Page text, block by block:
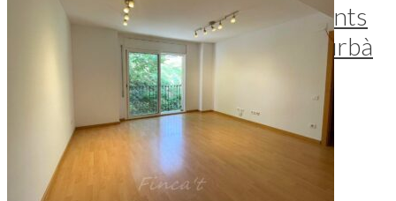
ED-1020 – Gran casa a 4 vents
amb jardí en venda al nucli urbà
Moià - Nucli Urbà
324 m2
3+1 lavabo
290.000 €
Mes Detalls